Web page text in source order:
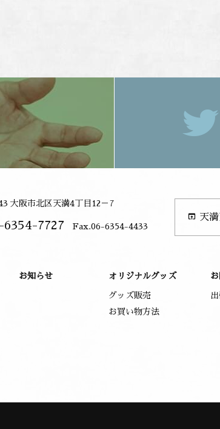
大阪市北区天満4丁目12－7
7727 Fax.06-6354-4433
open_in_browser 天
お知らせ オリジナルグッズ
グッズ販売
お買い物方法